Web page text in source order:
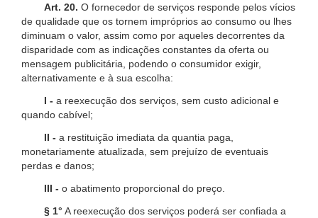
Art. 20. O fornecedor de serviços responde pelos vícios
de qualidade que os tornem impróprios ao consumo ou lhes
diminuam o valor, assim como por aqueles decorrentes da
disparidade com as indicações constantes da oferta ou
mensagem publicitária, podendo o consumidor exigir,
alternativamente e à sua escolha:
I - a reexecução dos serviços, sem custo adicional e
quando cabível;
II - a restituição imediata da quantia paga,
monetariamente atualizada, sem prejuízo de eventuais
perdas e danos;
III - o abatimento proporcional do preço.
§ 1° A reexecução dos serviços poderá ser confiada a